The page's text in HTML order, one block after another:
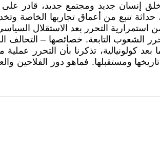
جديد ومجتمع جديد، قادر على
تنبع من أعماق تجاربها الخاصة
استمرارية التحرر بعد الاستقلال
التابعة. خصائصها – التحالف
كولونيالية، تذكرنا بأن التحرر
ومستقبلها. فماهو دور الفلاحين